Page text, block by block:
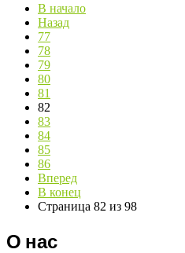
В начало
Назад
77
78
79
80
81
82
83
84
85
86
Вперед
В конец
Страница 82 из 98
О нас